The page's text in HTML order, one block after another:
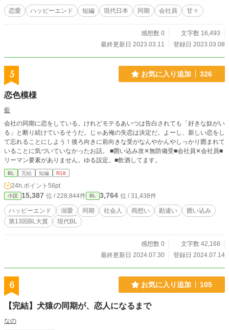
恋愛 ハッピーエンド 短編 現代日本 同期 会社員 甘々
感想数 0
文字数 16,493
最終更新日 2023.03.11
登録日 2023.03.08
5 お気に入り追加 326
恋色模様
藍
会社の同期に恋をしている。けれどモテるあいつは告白されても「好きな奴がい
る」と断り続けているそうだ。じゃあ俺の失恋は決定だ。よーし、新しい恋をし
て忘れることにしよう！後ろ向きに前向きな受がなんやかんやしっかり囲まれて
いることに気づいていなかったお話。 ■囲い込み攻✕無防備受■会社員✕会社員■
リーマン要素がありません。ゆる設定。■飲酒してます。
BL 完結 短編 R18
24h.ポイント 56pt
小説 15,387 位 / 228,844件 BL 3,764 位 / 31,438件
ハッピーエンド 溺愛 同期 社会人 両想い 勘違い
囲い込み
第13回BL大賞
現代BL
感想数 0
文字数 42,168
最終更新日 2024.07.30
登録日 2024.07.14
6 お気に入り追加 105
【完結】犬猿の同期が、恋人になるまで
なの